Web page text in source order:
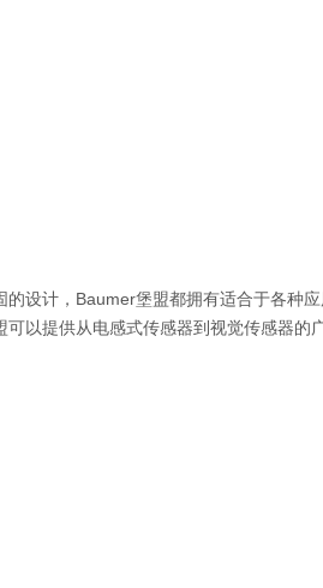
设计，Baumer堡盟都拥有适合于各种
以提供从电感式传感器到视觉传感器的